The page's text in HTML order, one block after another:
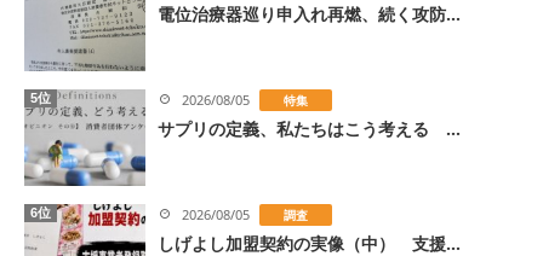
電位治療器巡り申入れ再燃、続く攻防...
5位 2026/08/05 特集
サプリの定義、私たちはこう考える ...
6位 2026/08/05 調査
しげよし加盟契約の実像（中） 支援...